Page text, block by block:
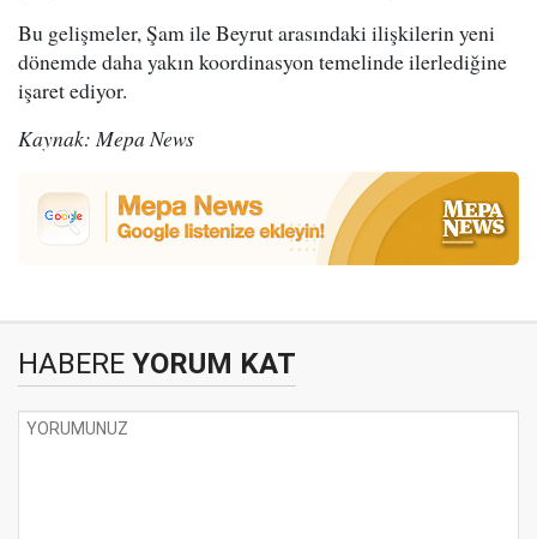
Bu gelişmeler, Şam ile Beyrut arasındaki ilişkilerin yeni
dönemde daha yakın koordinasyon temelinde ilerlediğine
işaret ediyor.
Kaynak: Mepa News
HABERE YORUM KAT